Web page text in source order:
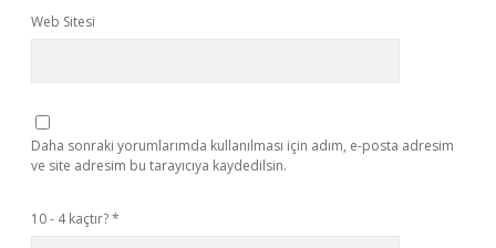
Web Sitesi
Daha sonraki yorumlarımda kullanılması için adım, e-posta adresim
ve site adresim bu tarayıcıya kaydedilsin.
10 - 4 kaçtır?*